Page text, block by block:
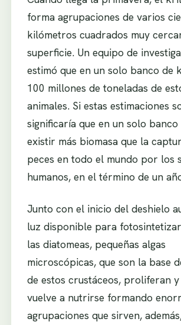
forma agrupaciones de varios
kilómetros cuadrados muy
superficie. Un equipo de
estimó que en un solo banco de
100 millones de toneladas de
animales. Si estas estimaciones
significaría que en un solo
existir más biomasa que la
peces en todo el mundo por los
humanos, en el término de un
Junto con el inicio del deshielo
luz disponible para
las diatomeas, pequeñas algas
microscópicas, que son la base
de estos crustáceos, proliferan
vuelve a nutrirse formando
agrupaciones que sirven,